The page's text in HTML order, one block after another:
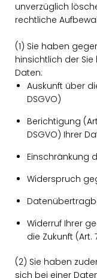
unverzüglich
rechtliche
(1) Sie haben
hinsichtlich der
Daten:
Auskunft über
DSGVO)
Berichtigung
DSGVO) Ihrer
Einschränkung
Widerspruch
Widerruf Ihrer
die Zukunft (Art.
(2) Sie haben
sich bei einer